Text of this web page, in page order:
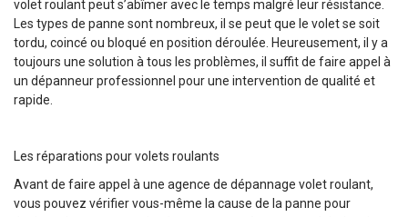
volet roulant peut s’abîmer avec le temps malgré leur résistance.
Les types de panne sont nombreux, il se peut que le volet se soit
tordu, coincé ou bloqué en position déroulée. Heureusement, il y a
toujours une solution à tous les problèmes, il suffit de faire appel à
un dépanneur professionnel pour une intervention de qualité et
rapide.
Les réparations pour volets roulants
Avant de faire appel à une agence de dépannage volet roulant,
vous pouvez vérifier vous-même la cause de la panne pour